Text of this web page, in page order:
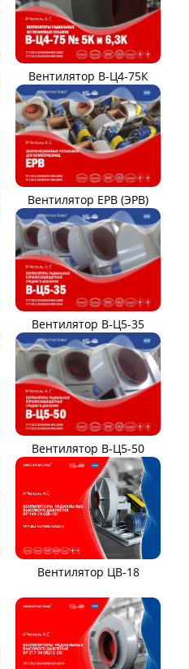
Вентилятор В-Ц4-75К
Вентилятор ЕРВ (ЭРВ)
Вентилятор В-Ц5-35
Вентилятор В-Ц5-50
Вентилятор ЦВ-18